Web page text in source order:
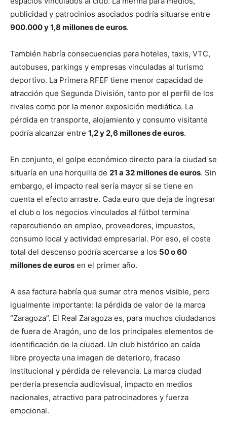
publicidad y patrocinios asociados podría situarse entre
900.000 y 1,8 millones de euros.
También habría consecuencias para hoteles, taxis, VTC,
autobuses, parkings y empresas vinculadas al turismo
deportivo. La Primera RFEF tiene menor capacidad de
atracción que Segunda División, tanto por el perfil de los
rivales como por la menor exposición mediática. La
pérdida en transporte, alojamiento y consumo visitante
podría alcanzar entre 1,2 y 2,6 millones de euros.
En conjunto, el golpe económico directo para la ciudad se
situaría en una horquilla de 21 a 32 millones de euros. Sin
embargo, el impacto real sería mayor si se tiene en
cuenta el efecto arrastre. Cada euro que deja de ingresar
el club o los negocios vinculados al fútbol termina
repercutiendo en empleo, proveedores, impuestos,
consumo local y actividad empresarial. Por eso, el coste
total del descenso podría acercarse a los 50 o 60
millones de euros en el primer año.
A esa factura habría que sumar otra menos visible, pero
igualmente importante: la pérdida de valor de la marca
“Zaragoza”. El Real Zaragoza es, para muchos ciudadanos
de fuera de Aragón, uno de los principales elementos de
identificación de la ciudad. Un club histórico en caída
libre proyecta una imagen de deterioro, fracaso
institucional y pérdida de relevancia. La marca ciudad
perdería presencia audiovisual, impacto en medios
nacionales, atractivo para patrocinadores y fuerza
emocional.